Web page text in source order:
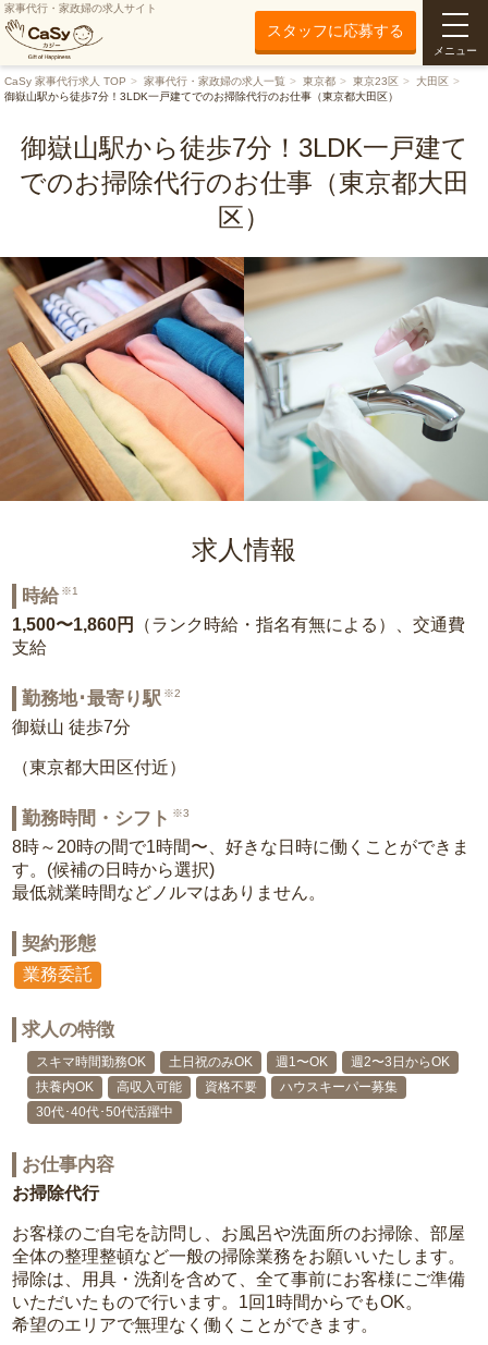
家事代行・家政婦の求人サイト
スタッフに応募する
メニュー
CaSy 家事代行求人 TOP 家事代行・家政婦の求人一覧 東京都 東京23区
大田区
御嶽山駅から徒歩7分！3LDK一戸建てでのお掃除代行のお仕事（東京都大田区）
御嶽山駅から徒歩7分！3LDK一戸建て
でのお掃除代行のお仕事（東京都大田
区）
求人情報
時給 ※1
1,500〜1,860円
（ランク時給・指名有無による）、交通費
支給
勤務地･最寄り駅 ※2
御嶽山 徒歩7分
（東京都大田区付近）
勤務時間・シフト ※3
8時～20時の間で1時間〜、好きな日時に働くことができま
す。(候補の日時から選択)
最低就業時間などノルマはありません。
契約形態
業務委託
求人の特徴
スキマ時間勤務OK 土日祝のみOK 週1〜OK
週2〜3日からOK
扶養内OK
高収入可能 資格不要
ハウスキーパー募集
30代･40代･50代活躍中
お仕事内容
お掃除代行
お客様のご自宅を訪問し、お風呂や洗面所のお掃除、部屋
全体の整理整頓など一般の掃除業務をお願いいたします。
掃除は、用具・洗剤を含めて、全て事前にお客様にご準備
いただいたもので行います。1回1時間からでもOK。
希望のエリアで無理なく働くことができます。